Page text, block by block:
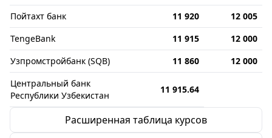
Пойтахт банк
11 920
12 005
TengeBank
11 915
12 000
Узпромстройбанк (SQB)
11 860
12 000
Центральный банк
Республики Узбекистан
11 915.64
Расширенная таблица курсов